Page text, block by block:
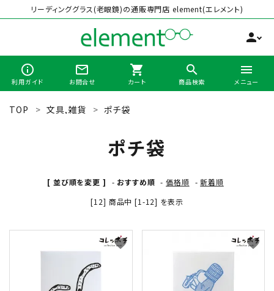
リーディンググラス(老眼鏡)の通販専門店 element(エレメント)
person
info_outline
利用ガイド
mail_outline
お問合せ
shopping_cart
カート
search
商品検索
menu
メニュー
カテゴリーから選ぶ
ブランドから選ぶ
TOP 文具,雑貨 ポチ袋
ポチ袋
[ 並び順を変更 ] - おすすめ順 -価格順 -新着順
[12] 商品中 [1-12] を表示
favorite favorite